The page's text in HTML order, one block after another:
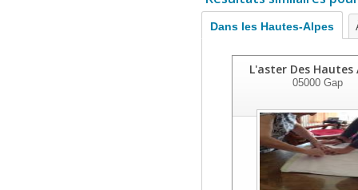
Dans les Hautes-Alpes
L'aster Des Hautes
05000 Gap